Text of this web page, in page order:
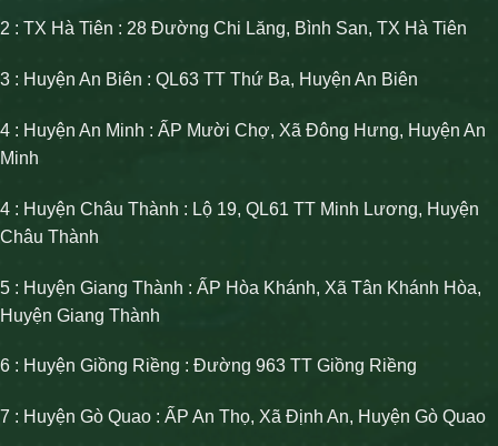
2 : TX Hà Tiên : 28 Đường Chi Lăng, Bình San, TX Hà Tiên
3 : Huyện An Biên : QL63 TT Thứ Ba, Huyện An Biên
4 : Huyện An Minh : ẤP Mười Chợ, Xã Đông Hưng, Huyện An
Minh
4 : Huyện Châu Thành : Lộ 19, QL61 TT Minh Lương, Huyện
Châu Thành
5 : Huyện Giang Thành : ẤP Hòa Khánh, Xã Tân Khánh Hòa,
Huyện Giang Thành
6 : Huyện Giồng Riềng : Đường 963 TT Giồng Riềng
7 : Huyện Gò Quao : ẤP An Thọ, Xã Định An, Huyện Gò Quao